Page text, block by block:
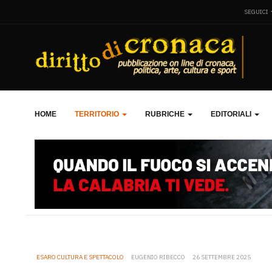
SEGUICI
HOME TERRITORIO RUBRICHE EDITORIALI
ESARO CULTURA E SPETTACOLO EUGENIO RIBECCO 26 SETTEMBRE 2025